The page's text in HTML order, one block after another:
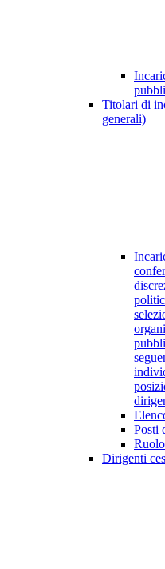
Titolari di
generali)
Posti
Dirigenti